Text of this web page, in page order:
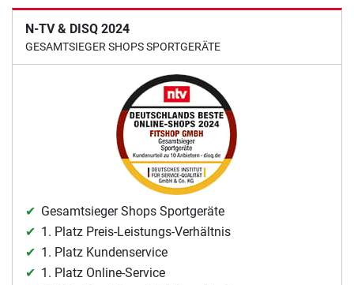
N-TV & DISQ 2024
GESAMTSIEGER SHOPS SPORTGERÄTE
Gesamtsieger Shops Sportgeräte
1. Platz Preis-Leistungs-Verhältnis
1. Platz Kundenservice
1. Platz Online-Service